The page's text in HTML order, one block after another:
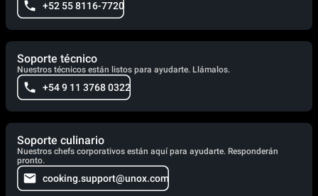
+52 55 8116-7720
Soporte técnico
Nuestros técnicos están listos para ayudarte. Llámalos.
+54 9 11 3768 0322
Soporte culinario
Nuestros chefs corporativos están aquí para ayudarte. Responderán
pronto.
cooking.support@unox.com